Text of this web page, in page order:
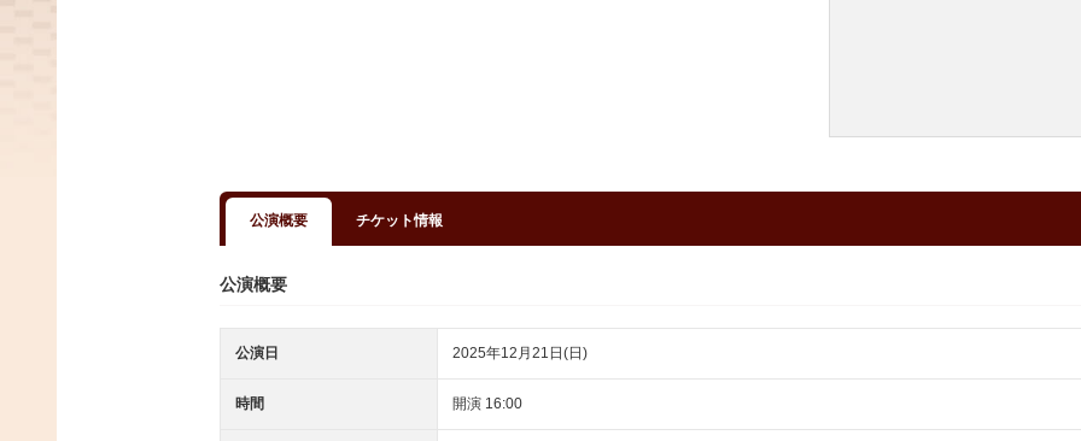
公演概要 チケット情報
公演概要
公演日 2025年12月21日(日)
時間 開演 16:00